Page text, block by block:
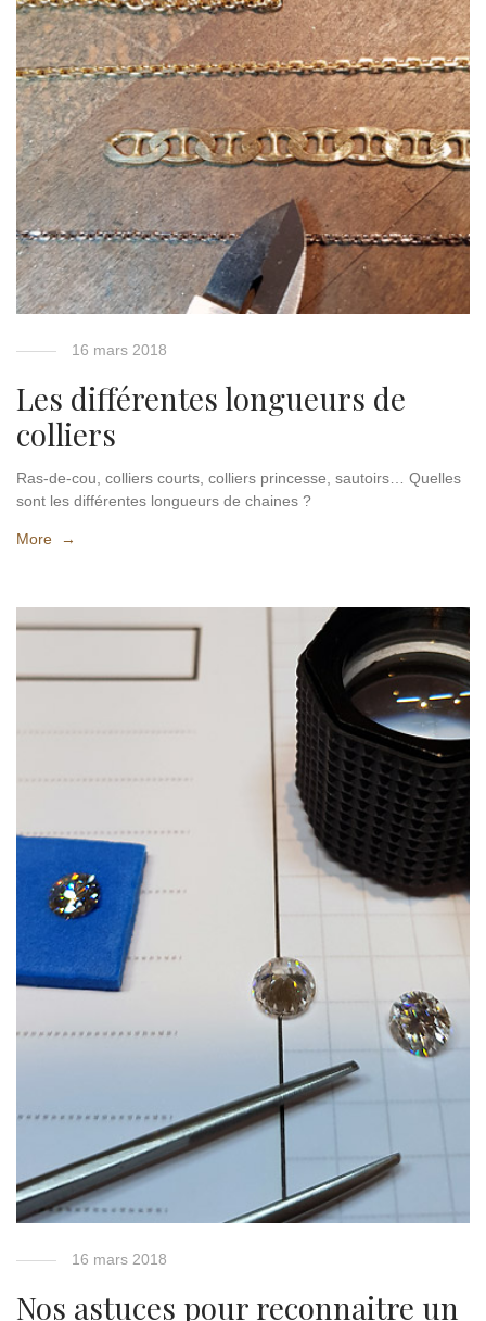
16 mars 2018
Les différentes longueurs de
colliers
Ras-de-cou, colliers courts, colliers princesse, sautoirs… Quelles
sont les différentes longueurs de chaines ?
More →
16 mars 2018
Nos astuces pour reconnaitre un